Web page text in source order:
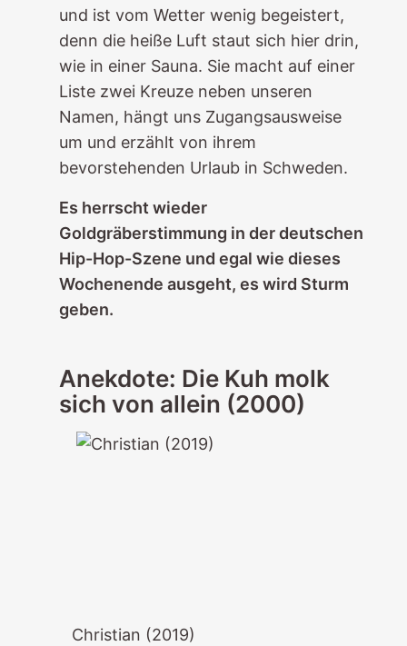
und ist vom Wetter wenig begeistert,
denn die heiße Luft staut sich hier drin,
wie in einer Sauna. Sie macht auf einer
Liste zwei Kreuze neben unseren
Namen, hängt uns Zugangsausweise
um und erzählt von ihrem
bevorstehenden Urlaub in Schweden.
Es herrscht wieder
Goldgräberstimmung in der deutschen
Hip-Hop-Szene und egal wie dieses
Wochenende ausgeht, es wird Sturm
geben.
Anekdote: Die Kuh molk
sich von allein (2000)
Christian (2019)